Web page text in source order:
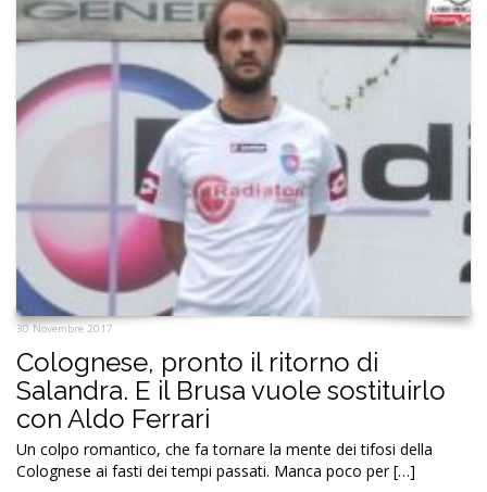
30 Novembre 2017
Colognese, pronto il ritorno di
Salandra. E il Brusa vuole sostituirlo
con Aldo Ferrari
Un colpo romantico, che fa tornare la mente dei tifosi della
Colognese ai fasti dei tempi passati. Manca poco per […]